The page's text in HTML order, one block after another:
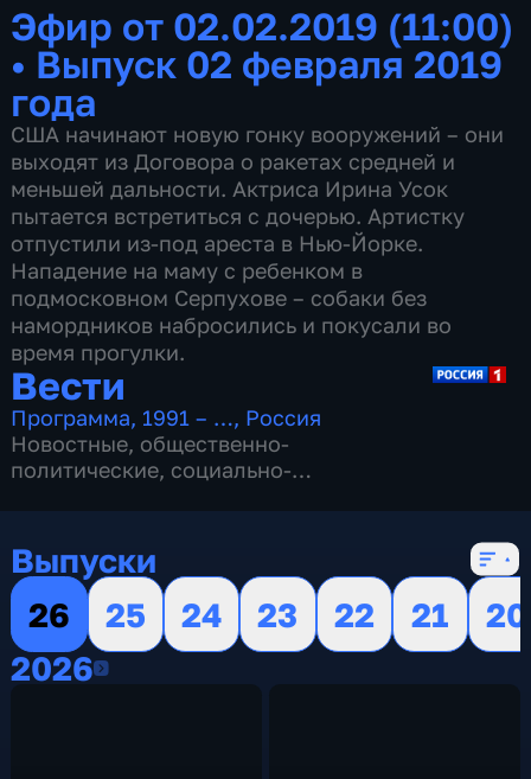
Эфир от 02.02.2019 (11:00)
• Выпуск 02 февраля 2019
года
США начинают новую гонку вооружений – они
выходят из Договора о ракетах средней и
меньшей дальности. Актриса Ирина Усок
пытается встретиться с дочерью. Артистку
отпустили из-под ареста в Нью-Йорке.
Нападение на маму с ребенком в
подмосковном Серпухове – собаки без
намордников набросились и покусали во
время прогулки.
Вести
Программа, 1991 – …, Россия
Новостные, общественно-
политические, социально-
Выпуски
26
25 24 23 22 21
20
20262026